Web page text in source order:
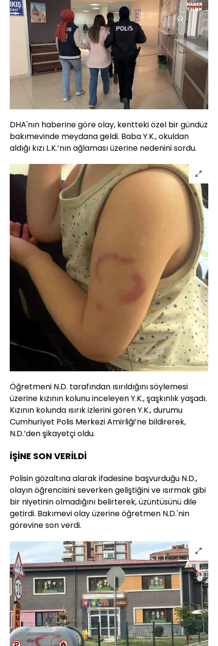
Aç
Yüklendi
94.08%
Oynatma
Hızı
DHA'nın haberine göre olay, kentteki özel bir gündüz
bakımevinde meydana geldi. Baba Y.K., okuldan
aldığı kızı L.K.’nın ağlaması üzerine nedenini sordu.
Öğretmeni N.D. tarafından ısırıldığını söylemesi
üzerine kızının kolunu inceleyen Y.K., şaşkınlık yaşadı.
Kızının kolunda ısırık izlerini gören Y.K., durumu
Cumhuriyet Polis Merkezi Amirliği’ne bildirerek,
N.D.’den şikayetçi oldu.
İŞİNE SON VERİLDİ
Polisin gözaltına alarak ifadesine başvurduğu N.D.,
olayın öğrencisini severken geliştiğini ve ısırmak gibi
bir niyetinin olmadığını belirterek, üzüntüsünü dile
getirdi. Bakımevi olay üzerine öğretmen N.D.'nin
görevine son verdi.